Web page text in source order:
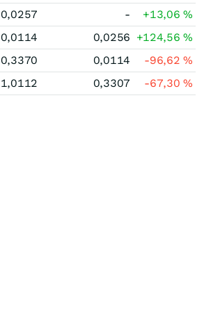
0,0257 - +13,06%
0,0114 0,0256 +124,56%
0,3370 0,0114 -96,62%
1,0112 0,3307 -67,30%